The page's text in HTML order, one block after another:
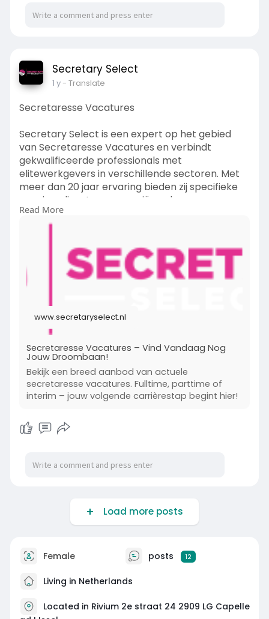
Secretary Select
1 y- Translate
Secretaresse Vacatures
Secretary Select is een expert op het gebied
van Secretaresse Vacatures en verbindt
gekwalificeerde professionals met
elitewerkgevers in verschillende sectoren. Met
meer dan 20 jaar ervaring bieden zij specifieke
wervingsdiensten aan, variërend van
juniorfuncties tot executive assistants. Door hun
uitgebreide netwerk kunnen zij snelle plaatsen
kans op een secretariële carrière.
Lees meer:
vacatu
Read More
www.secretaryselect.nl
Secretaresse Vacatures – Vind Vandaag Nog
Jouw Droombaan!
Bekijk een breed aanbod van actuele
secretaresse vacatures. Fulltime, parttime of
interim – jouw volgende carrièrestap begint hier!
Load more posts
Female posts 12
Living in Netherlands
Located in Rivium 2e straat 24 2909 LG Capelle